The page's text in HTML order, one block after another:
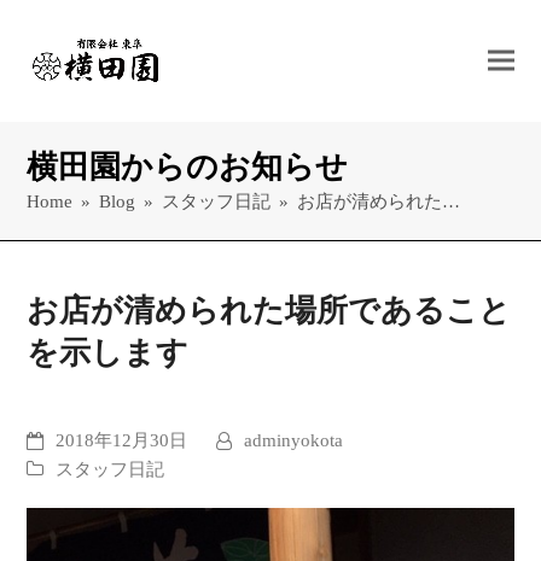
横田園からのお知らせ
Home » Blog » スタッフ日記 » お店が清められた…
お店が清められた場所であること
を示します
2018年12月30日
adminyokota
スタッフ日記